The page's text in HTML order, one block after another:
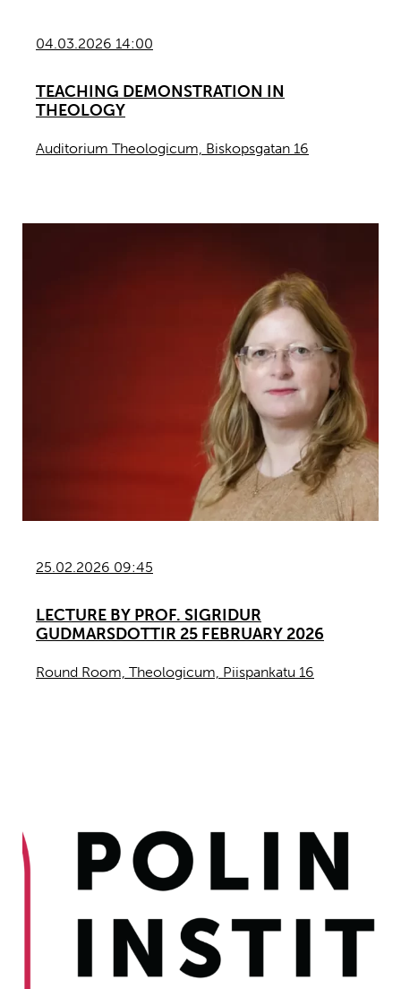
04.03.2026 14:00
TEACHING DEMONSTRATION IN
THEOLOGY
Auditorium Theologicum, Biskopsgatan 16
25.02.2026 09:45
LECTURE BY PROF. SIGRIDUR
GUDMARSDOTTIR 25 FEBRUARY 2026
Round Room, Theologicum, Piispankatu 16